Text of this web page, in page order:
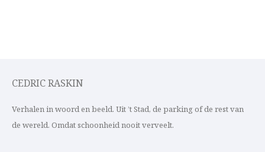
CEDRIC RASKIN
Verhalen in woord en beeld. Uit ’t Stad, de parking of de rest van
de wereld. Omdat schoonheid nooit verveelt.